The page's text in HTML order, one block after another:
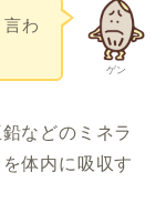
ゲン
わ
などのミネラ
体内に吸収す